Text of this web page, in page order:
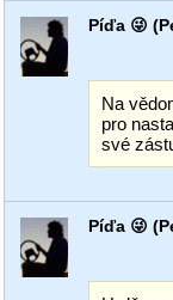
Píďa 😜
Na
pro
své
Píďa 😜